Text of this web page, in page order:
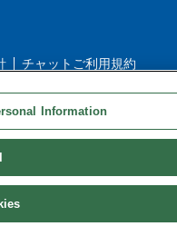
チャットご利用規約
FAQ Information